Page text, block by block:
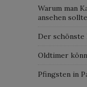
Warum man
ansehen sollte
Der
Oldtimer
Pfingsten in